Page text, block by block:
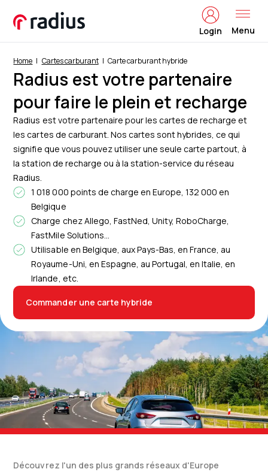
Login Menu
Home Cartes carburant Carte carburant hybride
Radius est votre partenaire
pour faire le plein et recharge
Radius est votre partenaire pour les cartes de recharge et
les cartes de carburant. Nos cartes sont hybrides, ce qui
signifie que vous pouvez utiliser une seule carte partout, à
la station de recharge ou à la station-service du réseau
Radius.
1 018 000 points de charge en Europe, 132 000 en
Belgique
Charge chez Allego, FastNed, Unity, RoboCharge,
FastMile Solutions...
Utilisable en Belgique, aux Pays-Bas, en France, au
Royaume-Uni, en Espagne, au Portugal, en Italie, en
Irlande, etc.
Commander une carte hybride
Découvrez l'un des plus grands réseaux d'Europe